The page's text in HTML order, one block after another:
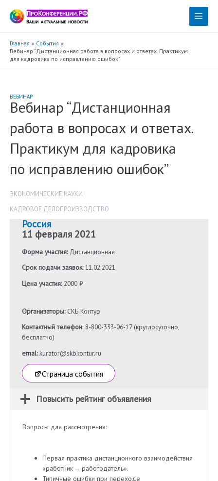
содержимому
Main
Главная
События
Вебинар “Дистанционная работа в вопросах и ответах. Практикум
для кадровика по исправлению ошибок”
ВЕБИНАР
Вебинар “Дистанционная
работа в вопросах и ответах.
Практикум для кадровика
по исправлению ошибок”
ЭКОНОМИЧЕСКИЕ НАУКИ
КАДРОВОЕ ДЕЛОПРОИЗВОДСТВО
Россия
11 февраля 2021
Форма участия:Дистанционная
Срок подачи заявок:11.02.2021
Цена участия:2000 ₽
Организаторы:СКБ Контур
Контактный телефон: 8-800-333-06-17 (круглосуточно,
бесплатно)
emal:kurator@skbkontur.ru
Страница события
Повысить рейтинг объявления
Вопросы для рассмотрения:
Первая практика дистанционного взаимодействия
«работник — работодатель».
Типичные ошибки при переходе